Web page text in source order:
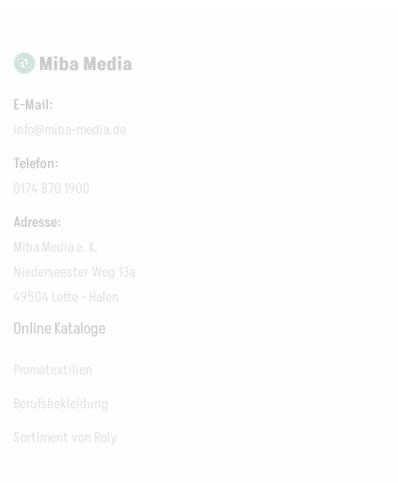
E-Mail:
info@miba-media.de
Telefon:
0174 870 1900
Adresse:
Miba Media e. K.
Niederseester Weg 13a
49504 Lotte - Halen
Online Kataloge
Promotextilien
Berufsbekleidung
Sortiment von Roly